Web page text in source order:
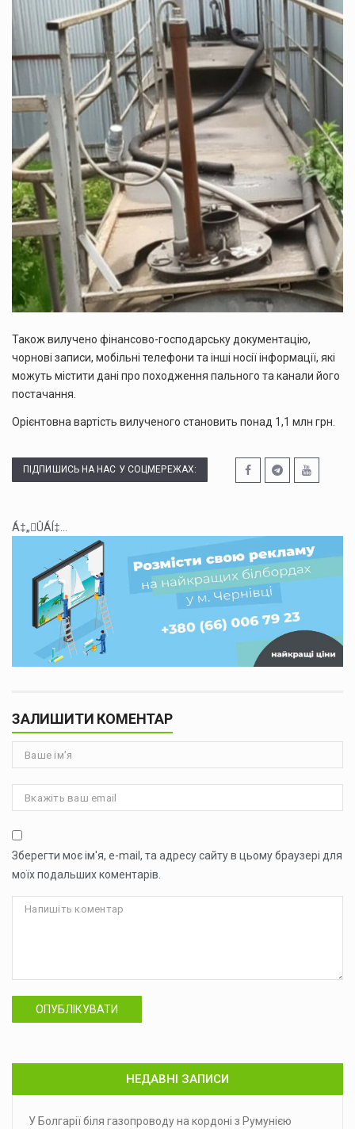
Також вилучено фінансово-господарську документацію,
чорнові записи, мобільні телефони та інші носії інформації, які
можуть містити дані про походження пального та канали його
постачання.
Орієнтовна вартість вилученого становить понад 1,1 млн грн.
ПІДПИШИСЬ НА НАС У СОЦМЕРЕЖАХ:
Á‡„ÛÁÍ‡...
ЗАЛИШИТИ КОМЕНТАР
Зберегти моє ім'я, e-mail, та адресу сайту в цьому браузері для
моїх подальших коментарів.
ОПУБЛІКУВАТИ
НЕДАВНІ ЗАПИСИ
У Болгарії біля газопроводу на кордоні з Румунією